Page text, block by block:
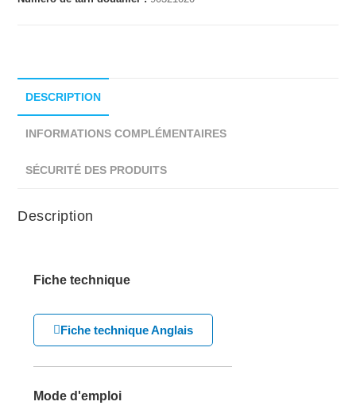
DESCRIPTION
INFORMATIONS COMPLÉMENTAIRES
SÉCURITÉ DES PRODUITS
Description
Fiche technique
Fiche technique Anglais
Mode d'emploi